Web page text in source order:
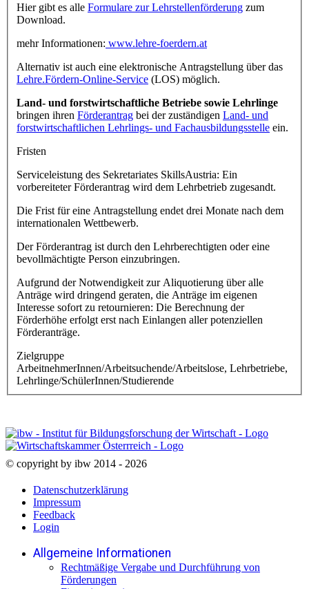
Hier gibt es alle Formulare zur Lehrstellenförderung zum
Download.
mehr Informationen: www.lehre-foerdern.at
Alternativ ist auch eine elektronische Antragstellung über das
Lehre.Fördern-Online-Service (LOS) möglich.
Land- und forstwirtschaftliche Betriebe sowie Lehrlinge
bringen ihren Förderantrag bei der zuständigen Land- und
forstwirtschaftlichen Lehrlings- und Fachausbildungsstelle ein.
Fristen
Serviceleistung des Sekretariates SkillsAustria: Ein
vorbereiteter Förderantrag wird dem Lehrbetrieb zugesandt.
Die Frist für eine Antragstellung endet drei Monate nach dem
internationalen Wettbewerb.
Der Förderantrag ist durch den Lehrberechtigten oder eine
bevollmächtigte Person einzubringen.
Aufgrund der Notwendigkeit zur Aliquotierung über alle
Anträge wird dringend geraten, die Anträge im eigenen
Interesse sofort zu retournieren: Die Berechnung der
Förderhöhe erfolgt erst nach Einlangen aller potenziellen
Förderanträge.
Zielgruppe
ArbeitnehmerInnen/Arbeitsuchende/Arbeitslose, Lehrbetriebe,
Lehrlinge/SchülerInnen/Studierende
© copyright by ibw 2014 - 2026
Datenschutzerklärung
Impressum
Feedback
Login
Allgemeine Informationen
Rechtmäßige Vergabe und Durchführung von
Förderungen